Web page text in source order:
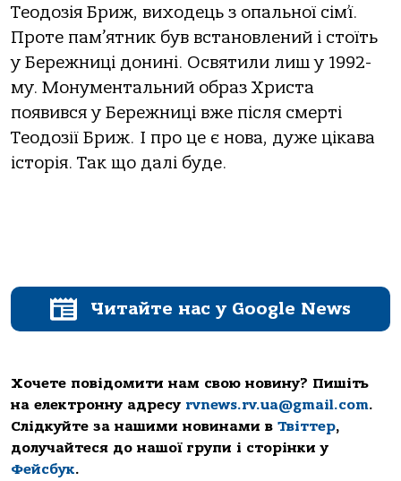
Теодозія Бриж, виходець з опальної сім’ї.
Проте пам’ятник був встановлений і стоїть
у Бережниці донині. Освятили лиш у 1992-
му. Монументальний образ Христа
появився у Бережниці вже після смерті
Теодозії Бриж. І про це є нова, дуже цікава
історія. Так що далі буде.
Читайте нас у Google News
Хочете повідомити нам свою новину? Пишіть
на електронну адресу rvnews.rv.ua@gmail.com.
Слідкуйте за нашими новинами в Твіттер,
долучайтеся до нашої групи і сторінки у
Фейсбук.